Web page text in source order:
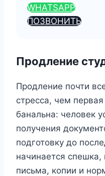
WHATSAPP
ПОЗВОНИТЬ
Продление
Продление почти
стресса, чем
банальна: человек
получения
подготовку до
начинается спешка,
письма, копии и